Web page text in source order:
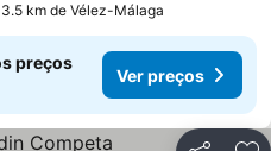
km de Vélez-Málaga
preços
Ver preços